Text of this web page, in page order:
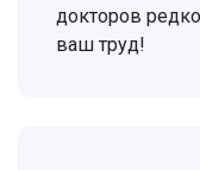
докторов
ваш труд!